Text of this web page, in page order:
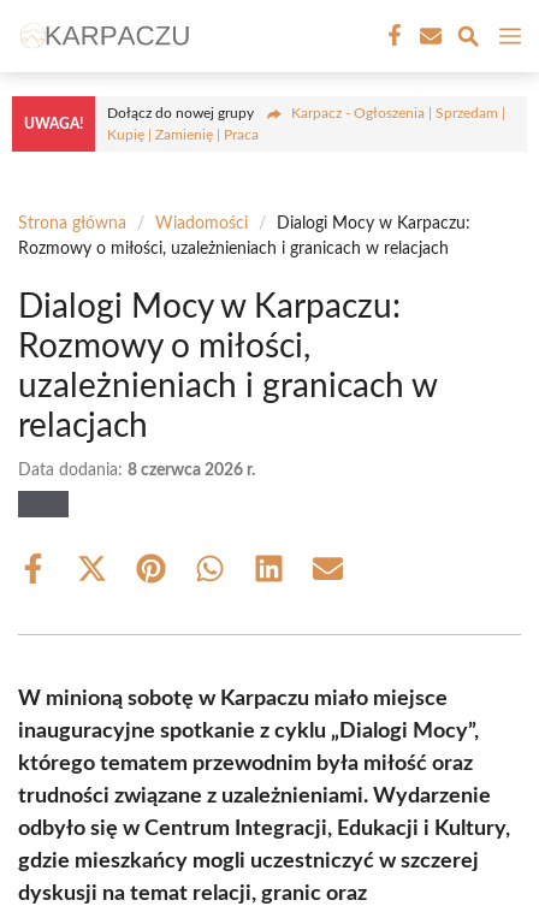
treści
UWAGA!
Dołącz do nowej grupy
Karpacz - Ogłoszenia | Sprzedam |
Kupię | Zamienię | Praca
Strona główna / Wiadomości /
Dialogi Mocy w Karpaczu:
Rozmowy o miłości, uzależnieniach i granicach w relacjach
Dialogi Mocy w Karpaczu:
Rozmowy o miłości,
uzależnieniach i granicach w
relacjach
Data dodania: 8 czerwca 2026 r.
Share
Share
(Twitter)
Share Share Share Share
W minioną sobotę w Karpaczu miało miejsce
inauguracyjne spotkanie z cyklu „Dialogi Mocy”,
którego tematem przewodnim była miłość oraz
trudności związane z uzależnieniami. Wydarzenie
odbyło się w Centrum Integracji, Edukacji i Kultury,
gdzie mieszkańcy mogli uczestniczyć w szczerej
dyskusji na temat relacji, granic oraz